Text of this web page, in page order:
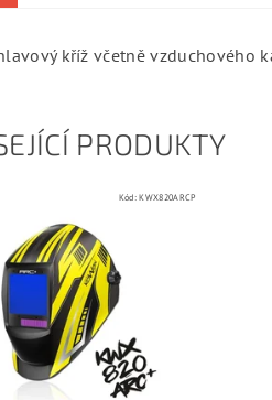
kříž včetně vzduchového
PRODUKTY
Kód:KWX820ARCP